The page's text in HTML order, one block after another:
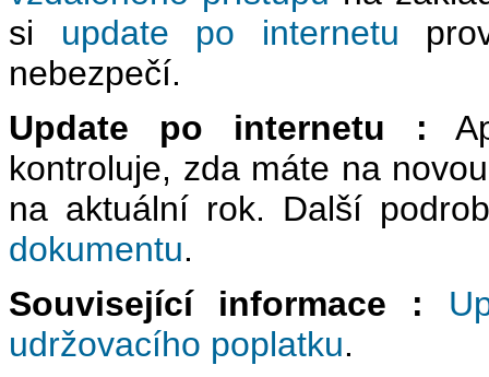
si update po internetu
nebezpečí.
Update po internetu :
kontroluje, zda máte na
na aktuální rok. Další
dokumentu.
Související informace :
udržovacího poplatku.